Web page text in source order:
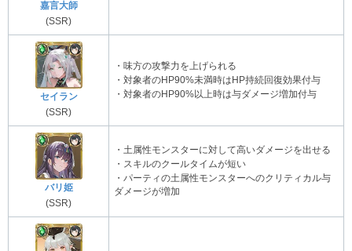
嘉言大師
(SSR)
セイラン
(SSR)
・味方の攻撃力を上げられる
・対象者のHP90%未満時はHP持続回復効果付与
・対象者のHP90%以上時は与ダメージ増加付与
バリ姫
(SSR)
・土属性モンスターに対して高いダメージを出せる
・スキルのクールタイムが短い
・パーティの土属性モンスターへのクリティカル与
ダメージが増加